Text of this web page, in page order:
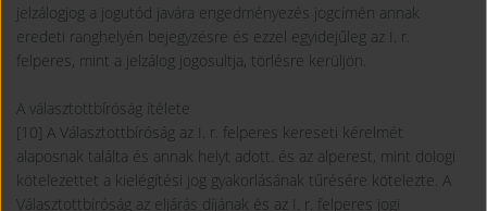
jelzálogjog a jogutód javára engedményezés jogcímén annak
eredeti ranghelyén bejegyzésre és ezzel egyidejűleg az I. r.
felperes, mint a jelzálog jogosultja, törlésre kerüljön.
A választottbíróság ítélete
[10] A Választottbíróság az I. r. felperes kereseti kérelmét
alaposnak találta és annak helyt adott. és az alperest, mint dologi
kötelezettet a kielégítési jog gyakorlásának tűrésére kötelezte. A
Választottbíróság az eljárás díjának és az I. r. felperes jogi